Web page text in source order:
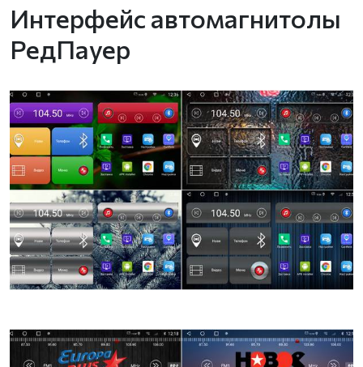
Интерфейс автомагнитолы
РедПауер